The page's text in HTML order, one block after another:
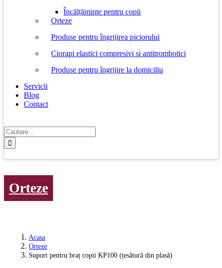
Încălțăminte pentru copii
Orteze
Produse pentru îngrijirea piciorului
Ciorapi elastici compresivi si antitrombotici
Produse pentru îngrijire la domiciliu
Servicii
Blog
Contact
Cautare...
Orteze
Acasa
Orteze
Suport pentru braț copii KP100 (țesătură din plasă)